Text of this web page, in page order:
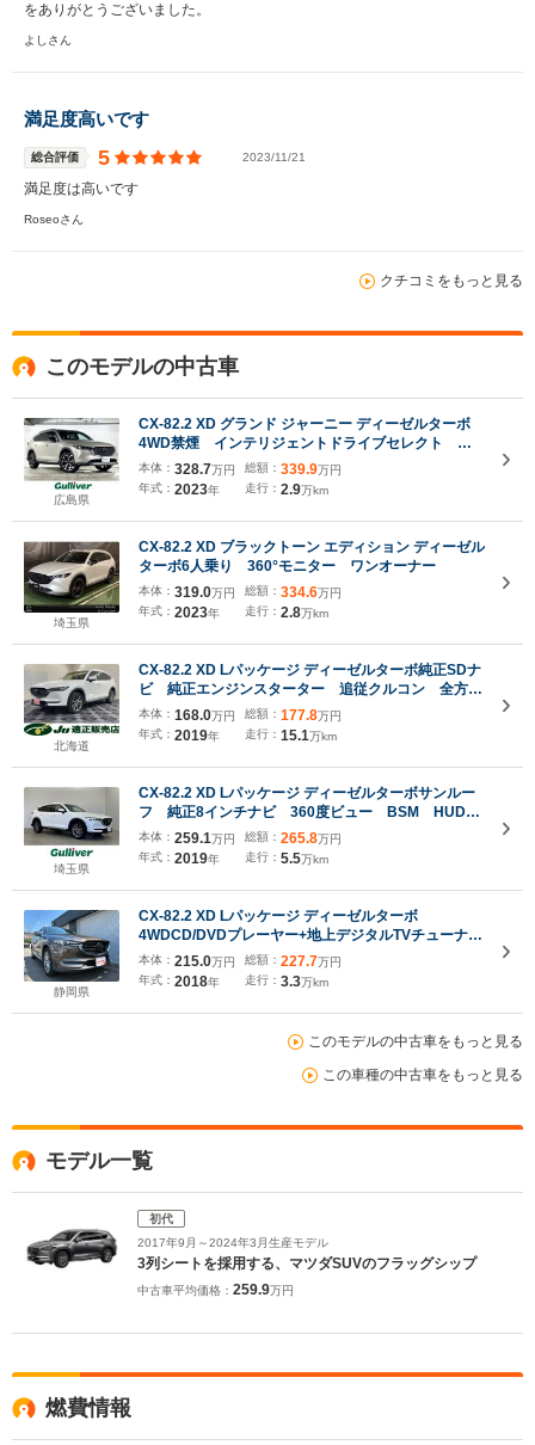
をありがとうございました。
よしさん
満足度高いです
総合評価 5 2023/11/21
満足度は高いです
Roseoさん
クチコミをもっと見る
このモデルの中古車
広島県
CX-82.2 XD グランド ジャーニー ディーゼルターボ
4WD禁煙 インテリジェントドライブセレクト ア
ドバンスドスマートシティブレーキサポート アダプ
ティブLEDヘッドライト 360度ビューモニター マ
ツダコネクト パワーバックドア シートヒーター
ETC
本体： 328.7万円
年式： 2023年
総額： 339.9万円
走行： 2.9万km
埼玉県
CX-82.2 XD ブラックトーン エディション ディーゼル
ターボ6人乗り 360°モニター ワンオーナー
本体： 319.0万円
年式： 2023年
総額： 334.6万円
走行： 2.8万km
北海道
CX-82.2 XD Lパッケージ ディーゼルターボ純正SDナ
ビ 純正エンジンスターター 追従クルコン 全方位
カメラ TV CD DVD パワーバックドア BSM
コーナーセンサー リアシートヒーター レーンキー
本体： 168.0万円
年式： 2019年
総額： 177.8万円
走行： 15.1万km
埼玉県
CX-82.2 XD Lパッケージ ディーゼルターボサンルー
フ 純正8インチナビ 360度ビュー BSM HUD
黒レザーシート BOSE シティブレーキサポート
レーダークルーズ シートヒーター ステアリングヒ
ーター 純正アルミホイール LEDライト
本体： 259.1万円
年式： 2019年
総額： 265.8万円
走行： 5.5万km
静岡県
CX-82.2 XD Lパッケージ ディーゼルターボ
4WDCD/DVDプレーヤー+地上デジタルTVチューナー
360°ビュー・モニター+フロントパーキングセンサー
本体： 215.0万円
年式： 2018年
総額： 227.7万円
走行： 3.3万km
このモデルの中古車をもっと見る
この車種の中古車をもっと見る
モデル一覧
初代
2017年9月～2024年3月生産モデル
3列シートを採用する、マツダSUVのフラッグシップ
中古車平均価格： 259.9万円
燃費情報